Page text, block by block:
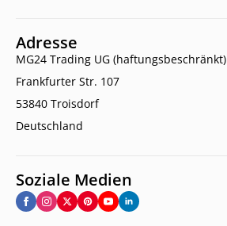
Adresse
MG24 Trading UG (haftungsbeschränkt)
Frankfurter Str. 107
53840 Troisdorf
Deutschland
Soziale Medien